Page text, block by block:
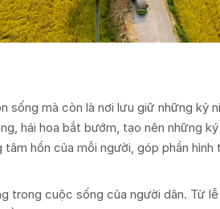
sống mà còn là nơi lưu giữ những kỷ
hái hoa bắt bướm, tạo nên những
hồn của mỗi người, góp phần hình
trong cuộc sống của người dân. Từ